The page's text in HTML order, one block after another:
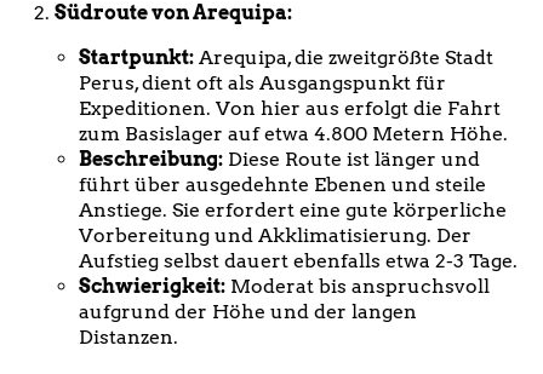
Südroute von Arequipa:
Startpunkt: Arequipa, die zweitgrößte Stadt
Perus, dient oft als Ausgangspunkt für
Expeditionen. Von hier aus erfolgt die Fahrt
zum Basislager auf etwa 4.800 Metern Höhe.
Beschreibung: Diese Route ist länger und
führt über ausgedehnte Ebenen und steile
Anstiege. Sie erfordert eine gute körperliche
Vorbereitung und Akklimatisierung. Der
Aufstieg selbst dauert ebenfalls etwa 2-3 Tage.
Schwierigkeit: Moderat bis anspruchsvoll
aufgrund der Höhe und der langen
Distanzen.